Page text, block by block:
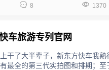
 8  1370
车旅游专列官网
干了大半辈子，新东方快车我
最全的第三代实拍图和排期；